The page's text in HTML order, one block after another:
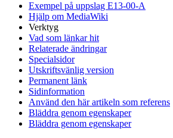
Exempel på uppslag E13-00-A
Hjälp om MediaWiki
Verktyg
Vad som länkar hit
Relaterade ändringar
Specialsidor
Utskriftsvänlig version
Permanent länk
Sidinformation
Använd den här artikeln som referens
Bläddra genom egenskaper
Bläddra genom egenskaper